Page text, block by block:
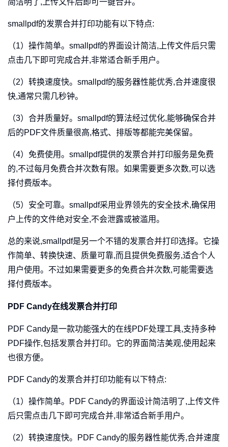
简洁明了,上传文件后即可一键合并。
smallpdf的发票合并打印功能有以下特点:
（1）操作简单。smallpdf的界面设计简洁,上传文件后只需
点击几下即可完成合并,非常适合新手用户。
（2）转换速度快。smallpdf的服务器性能优秀,合并速度很
快,通常只需几秒钟。
（3）合并质量好。smallpdf的算法经过优化,能够确保合并
后的PDF文件质量很高,格式、排版等都能完美保留。
（4）免费使用。smallpdf提供的发票合并打印服务是免费
的,不过每月免费合并次数有限。如果需要更多次数,可以选
择付费版本。
（5）安全可靠。smallpdf采用业界领先的安全技术,确保用
户上传的文件绝对安全,不会泄露或被滥用。
总的来说,smallpdf是另一个不错的发票合并打印选择。它操
作简单、转换快速、质量可靠,而且提供免费服务,适合个人
用户使用。不过如果需要更多的免费合并次数,可能需要选
择付费版本。
PDF Candy在线发票合并打印
PDF Candy是一款功能强大的在线PDF处理工具,支持多种
PDF操作,包括发票合并打印。它的界面简洁美观,使用起来
也很方便。
PDF Candy的发票合并打印功能有以下特点:
（1）操作简单。PDF Candy的界面设计简洁明了,上传文件
后只需点击几下即可完成合并,非常适合新手用户。
（2）转换速度快。PDF Candy的服务器性能优秀,合并速度